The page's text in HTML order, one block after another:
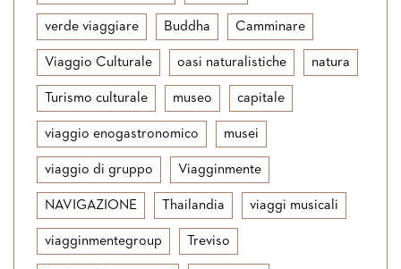
verde viaggiare Buddha Camminare
Viaggio Culturale oasi naturalistiche natura
Turismo culturale museo capitale
viaggio enogastronomico musei
viaggio di gruppo Viagginmente
NAVIGAZIONE Thailandia viaggi musicali
viagginmentegroup Treviso